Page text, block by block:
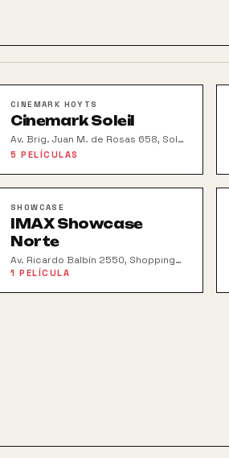
CINEMARK HOYTS
Cinemark Soleil
Av. Brig. Juan M. de Rosas 658, Soleil
Premium
5 PELÍCULAS
SHOWCASE
IMAX Showcase
Norte
Av. Ricardo Balbín 2550, Shopping
Norcenter
1 PELÍCULA